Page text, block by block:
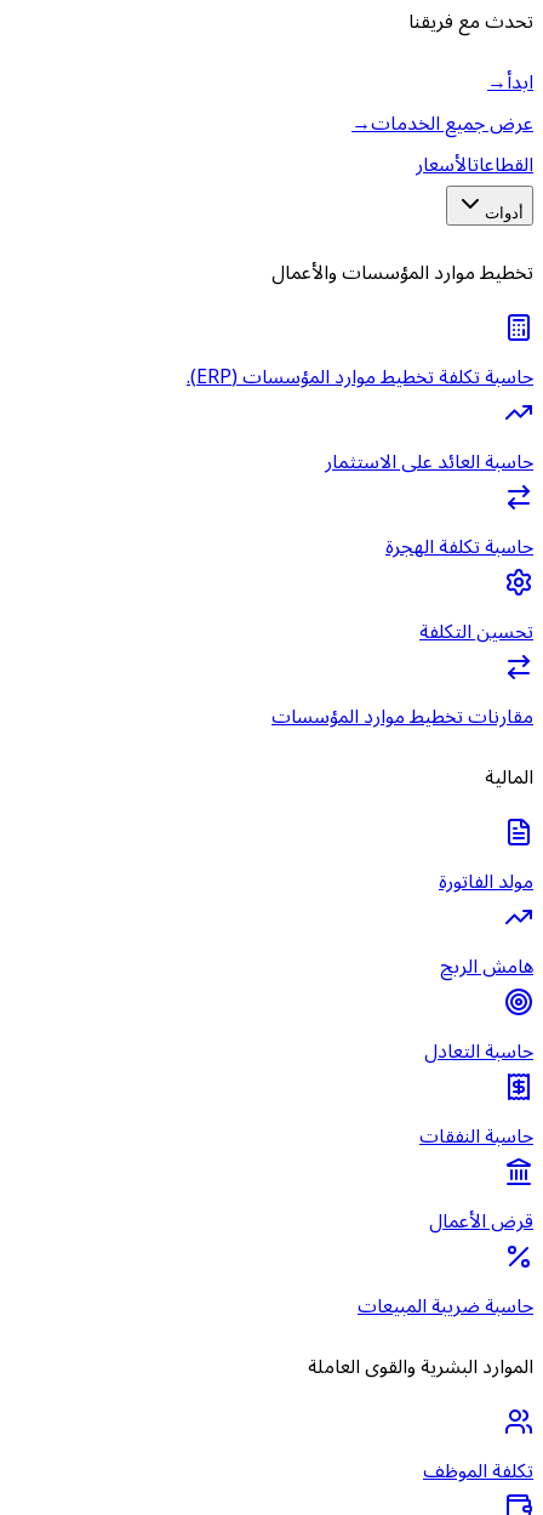
تحدث مع فريقنا
ابدأ→
عرض جميع الخدمات→
القطاعاتالأسعار
أدوات
تخطيط موارد المؤسسات والأعمال
حاسبة تكلفة تخطيط موارد المؤسسات (ERP).
حاسبة العائد على الاستثمار
حاسبة تكلفة الهجرة
تحسين التكلفة
مقارنات تخطيط موارد المؤسسات
المالية
مولد الفاتورة
هامش الربح
حاسبة التعادل
حاسبة النفقات
قرض الأعمال
حاسبة ضريبة المبيعات
الموارد البشرية والقوى العاملة
تكلفة الموظف